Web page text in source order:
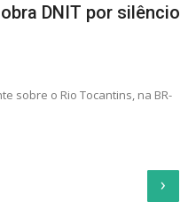
DNIT por silêncio
sobre o Rio Tocantins, na BR-
›